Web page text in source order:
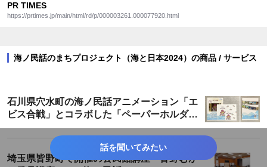
PR TIMES
https://prtimes.jp/main/html/rd/p/000003261.000077920.html
海ノ民話のまちプロジェクト（海と日本2024）の商品 / サービス
石川県穴水町の海ノ民話アニメーション「エ
ビス合戦」とコラボした「ペーパーホルダ
ー」が登場！
埼玉県皆野町で開催の公民館講座「皆野むか
話を聞いてみたい